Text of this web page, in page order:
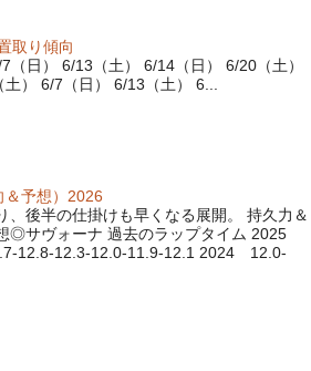
取り傾向
（日） 6/13（土） 6/14（日） 6/20（土）
） 6/7（日） 6/13（土） 6...
＆予想）2026
、後半の仕掛けも早くなる展開。 持久力＆
◎サヴォーナ 過去のラップタイム 2025
12.8-12.3-12.0-11.9-12.1 2024 12.0-